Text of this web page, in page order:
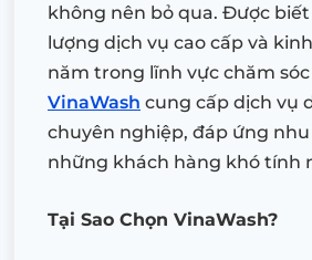
không nên bỏ qua. Được
lượng dịch vụ cao cấp và
năm trong lĩnh vực chăm sóc
VinaWash cung cấp dịch vụ
chuyên nghiệp, đáp ứng nhu
những khách hàng khó tính
Tại Sao Chọn VinaWash?